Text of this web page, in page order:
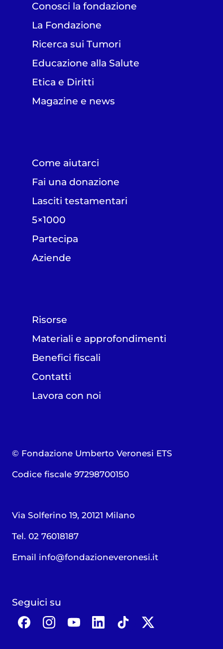
Conosci la fondazione
La Fondazione
Ricerca sui Tumori
Educazione alla Salute
Etica e Diritti
Magazine e news
Come aiutarci
Fai una donazione
Lasciti testamentari
5×1000
Partecipa
Aziende
Risorse
Materiali e approfondimenti
Benefici fiscali
Contatti
Lavora con noi
© Fondazione Umberto Veronesi ETS
Codice fiscale 97298700150
Via Solferino 19, 20121 Milano
Tel. 02 76018187
Email info@fondazioneveronesi.it
Seguici su